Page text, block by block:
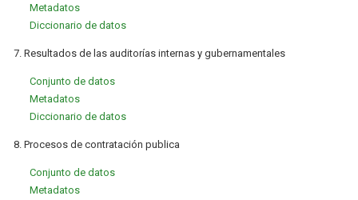
Metadatos
Diccionario de datos
7. Resultados de las auditorías internas y gubernamentales
Conjunto de datos
Metadatos
Diccionario de datos
8. Procesos de contratación publica
Conjunto de datos
Metadatos